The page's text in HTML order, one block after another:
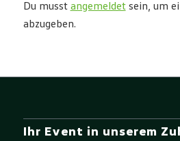
Du musst angemeldetsein, um
abzugeben.
Ihr Event in unserem